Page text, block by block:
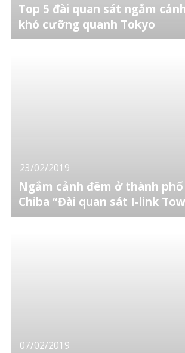
Top 5 đài quan sát ngắm
khó cưỡng quanh Tokyo
23/02/2019
Ngắm cảnh đêm ở thành
Chiba “Đài quan sát I-link
07/02/2019